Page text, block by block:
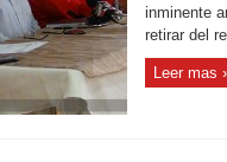
inminente
retirar del
Leer mas